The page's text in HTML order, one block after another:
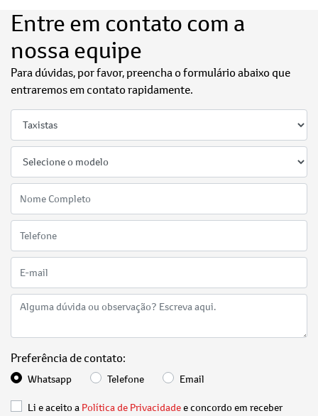
Entre em contato com a
nossa equipe
Para dúvidas, por favor, preencha o formulário abaixo que
entraremos em contato rapidamente.
Preferência de contato:
Whatsapp Telefone Email
Li e aceito a Política de Privacidadee concordo em receber